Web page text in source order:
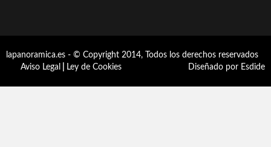
lapanoramica.es - © Copyright 2014, Todos los derechos reservados
Aviso Legal
Ley de Cookies Diseñado por Esdide